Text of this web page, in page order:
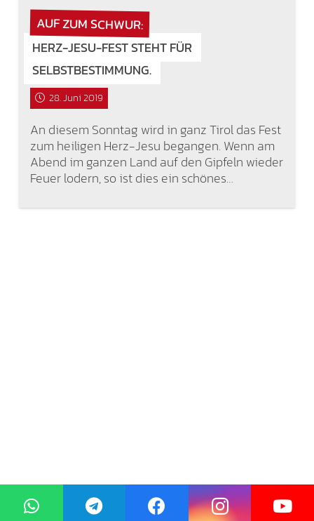
AUF ZUM SCHWUR:
HERZ-JESU-FEST STEHT FÜR
SELBSTBESTIMMUNG.
28. Juni 2019
An diesem Sonntag wird in ganz Tirol das Fest
zum heiligen Herz-Jesu begangen. Wenn am
Abend im ganzen Land auf den Gipfeln wieder
Feuer lodern, so ist dies ein schönes…